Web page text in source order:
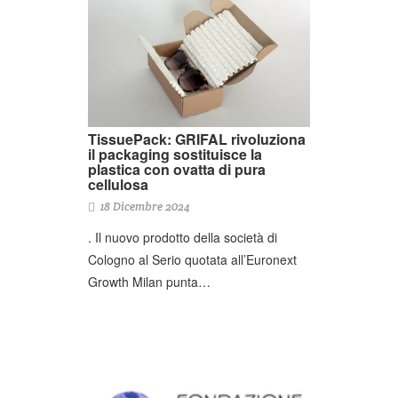
TissuePack: GRIFAL rivoluziona
il packaging sostituisce la
plastica con ovatta di pura
cellulosa
18 Dicembre 2024
. Il nuovo prodotto della società di
Cologno al Serio quotata all’Euronext
Growth Milan punta…